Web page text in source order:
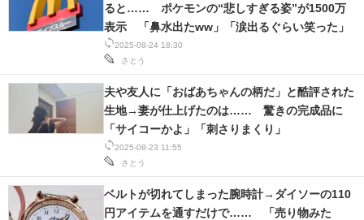
2025-08-24 18:30
さとう
ると…… ポケモンの“悲しすぎる姿”が1500万
表示 「鼻水出たww」「涙出るぐらい笑った」
2025-08-23 11:55
さとう
夫や友人に「おばあちゃんの柄だ」と酷評された
生地→妻が仕上げたのは…… 驚きの完成品に
「サイコーかよ」「刺さりまくり」
ベルトが切れてしまった腕時計→ダイソーの110
円アイテムを通すだけで…… 「売り物みた